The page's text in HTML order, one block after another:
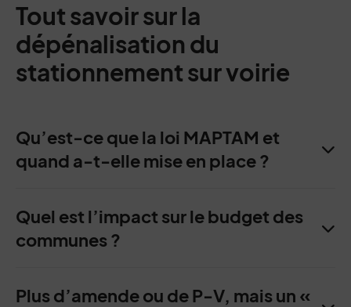
Tout savoir sur la
dépénalisation du
stationnement sur voirie
Qu’est-ce que la loi MAPTAM et
quand a-t-elle mise en place ?
Quel est l’impact sur le budget des
communes ?
Plus d’amende ou de P-V, mais un «